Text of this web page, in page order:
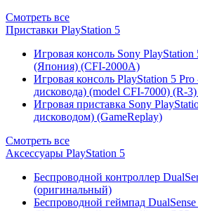
Смотреть все
Приставки PlayStation 5
Игровая консоль Sony
(Япония) (CFI-2000A)
Игровая консоль PlayStation 5
дисковода) (model CFI-7000) (R-
Игровая приставка Sony
дисководом) (GameReplay)
Смотреть все
Аксессуары PlayStation 5
Беспроводной контроллер
(оригинальный)
Беспроводной геймпад